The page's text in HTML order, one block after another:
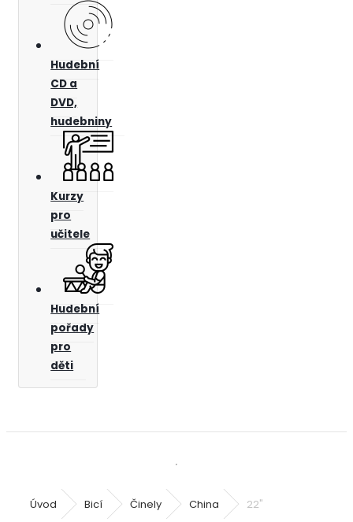
Hudební
CD a
DVD,
hudebniny
Kurzy
pro
učitele
Hudební
pořady
pro
děti
Úvod Bicí Činely China 22"